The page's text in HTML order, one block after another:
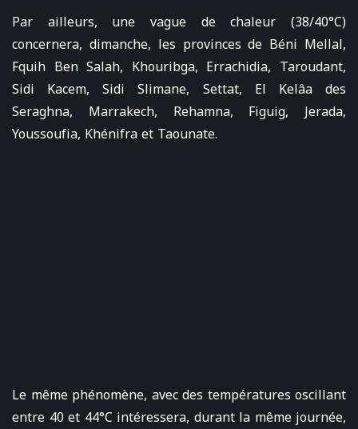
Par ailleurs, une vague de chaleur (38/40°C)
concernera, dimanche, les provinces de Béni Mellal,
Fquih Ben Salah, Khouribga, Errachidia, Taroudant,
Sidi Kacem, Sidi Slimane, Settat, El Kelâa des
Seraghna, Marrakech, Rehamna, Figuig, Jerada,
Youssoufia, Khénifra et Taounate.
Le même phénomène, avec des températures oscillant
entre 40 et 44°C intéressera, durant la même journée,